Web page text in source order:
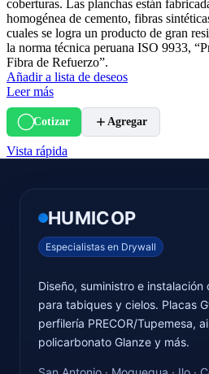
coberturas. Las planchas están
homogénea de cemento, fibras
cuales se logra un producto de gran
la norma técnica peruana ISO 9933,
Fibra de Refuerzo”.
Añadir a lista de deseos
Leer más
Cotizar Agregar
Vista rápida
HUMICOP
Especialistas en Drywall
Diseño, suministro e
para tabiques y cielos. Placas
perfilería PRECOR/Tupemesa,
policarbonato Glanze y más.